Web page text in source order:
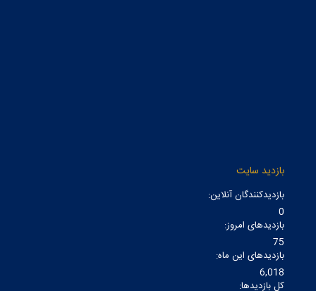
بازدید سایت
بازدیدکنندگان آنلاین:
0
بازدیدهای امروز:
75
بازدیدهای این ماه:
6,018
کل بازدیدها: